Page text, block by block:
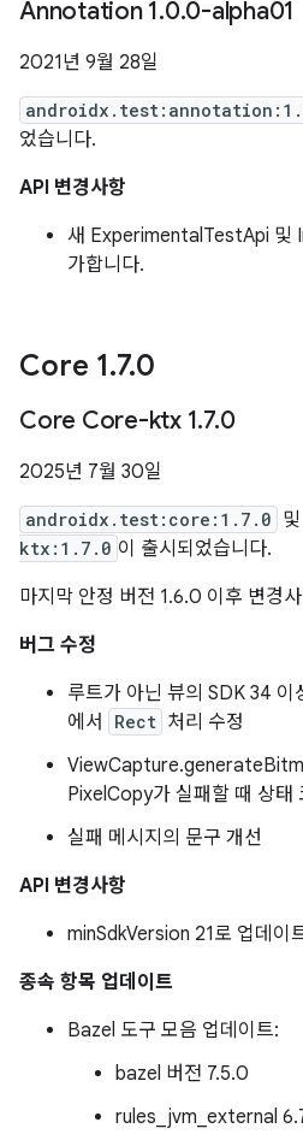
Annotation 1.0.0-alpha01
2021년 9월 28일
었습니다.
API 변경사항
새 ExperimentalTestApi 및
가합니다.
Core 1.7.0
Core Core-ktx 1.7.0
2025년 7월 30일
androidx.test:core:1.7.0 및
ktx:1.7.0 이 출시되었습니다.
마지막 안정 버전 1.6.0 이후 변경
버그 수정
루트가 아닌 뷰의 SDK 34 이
에서 Rect 처리 수정
PixelCopy가 실패할 때 상태
실패 메시지의 문구 개선
API 변경사항
minSdkVersion 21로 업데이
종속 항목 업데이트
Bazel 도구 모음 업데이트:
bazel 버전 7.5.0
rules_jvm_external